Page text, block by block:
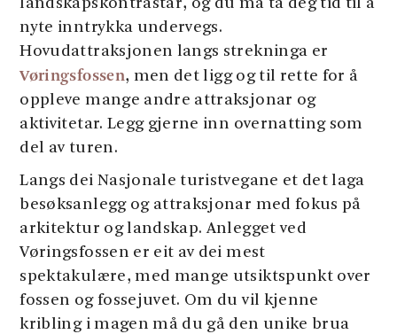
landskapskontrastar, og du må ta deg tid til å
nyte inntrykka undervegs.
Hovudattraksjonen langs strekninga er
Vøringsfossen, men det ligg og til rette for å
oppleve mange andre attraksjonar og
aktivitetar. Legg gjerne inn overnatting som
del av turen.
Langs dei Nasjonale turistvegane et det laga
besøksanlegg og attraksjonar med fokus på
arkitektur og landskap. Anlegget ved
Vøringsfossen er eit av dei mest
spektakulære, med mange utsiktspunkt over
fossen og fossejuvet. Om du vil kjenne
kribling i magen må du gå den unike brua